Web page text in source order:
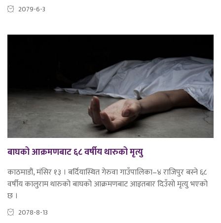
2079-6-3
बाघको आक्रमणबाट ६८ वर्षीय थारुको मृत्यु
काठमाडौं, मंसिर १३ । बर्दियास्थित गेरुवा गाउँपालिका–४ राजिपुर बस्ने ६८
वर्षीय कालुराम थारुको बाघको आक्रमणबाट आइतबार दिउँसो मृत्यु भएको
छ ।
2078-8-13